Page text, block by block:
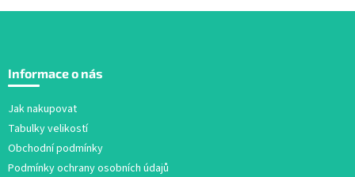
p
Informace o nás
Jak nakupovat
Tabulky velikostí
Obchodní podmínky
Podmínky ochrany osobních údajů